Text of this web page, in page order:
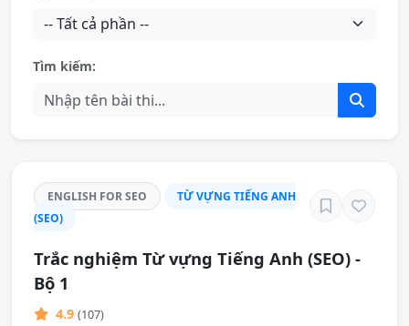
Tìm kiếm:
ENGLISH FOR SEO
TỪ VỰNG TIẾNG ANH
(SEO)
Trắc nghiệm Từ vựng Tiếng Anh (SEO) -
Bộ 1
4.9 (107)